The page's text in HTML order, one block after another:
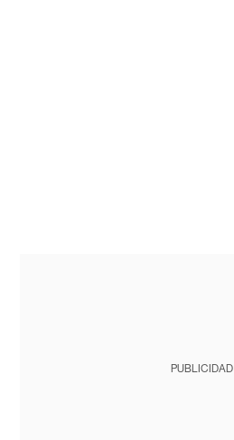
PUBLICIDAD